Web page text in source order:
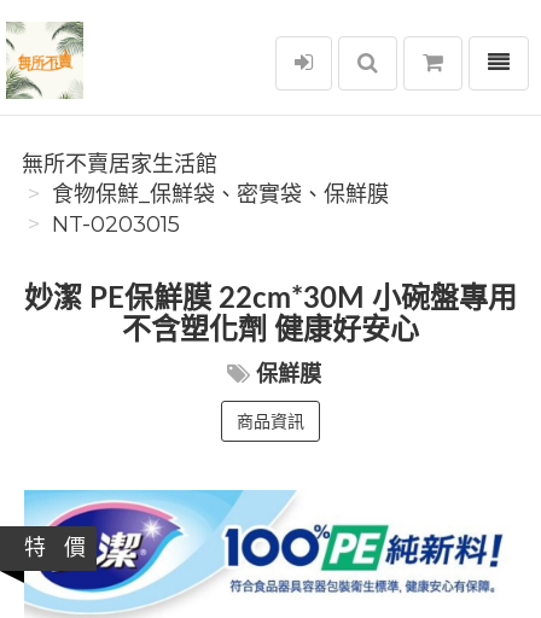
無所不賣居家生活館
選單
無所不賣居家生活館
食物保鮮_保鮮袋、密實袋、保鮮膜
NT-0203015
妙潔 PE保鮮膜 22cm*30M 小碗盤專用
不含塑化劑 健康好安心
保鮮膜
商品資訊
特 價